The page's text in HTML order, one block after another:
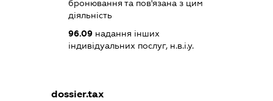
бронювання та пов'язана з цим
діяльність
96.09 надання інших
індивідуальних послуг, н.в.і.у.
dossier.tax